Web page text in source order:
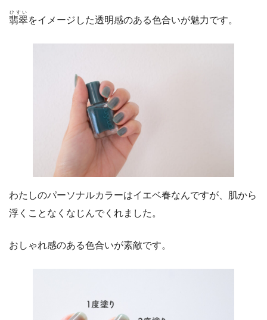
翡翠
ひすい
をイメージした透明感のある色合いが魅力です。
わたしのパーソナルカラーはイエベ春なんですが、肌から
浮くことなくなじんでくれました。
おしゃれ感のある色合いが素敵です。